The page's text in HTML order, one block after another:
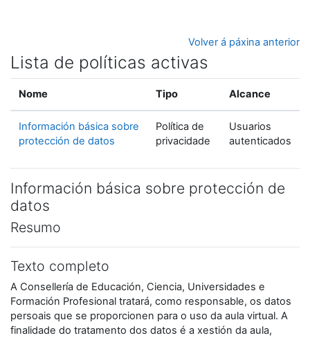
Volver á páxina anterior
Lista de políticas activas
Nome Tipo Alcance
Información básica sobre
protección de datos
Política de
privacidade
Usuarios
autenticados
Información básica sobre protección de
datos
Resumo
Texto completo
A Consellería de Educación, Ciencia, Universidades e
Formación Profesional tratará, como responsable, os datos
persoais que se proporcionen para o uso da aula virtual. A
finalidade do tratamento dos datos é a xestión da aula,